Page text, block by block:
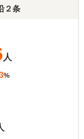
２条
人
%